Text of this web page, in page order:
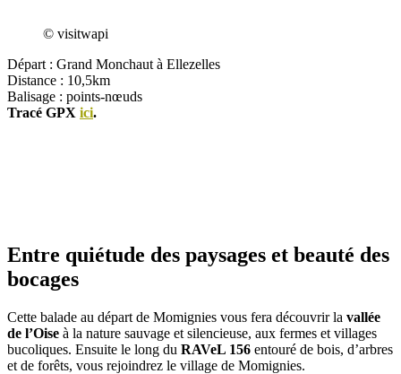
© visitwapi
Départ : Grand Monchaut à Ellezelles
Distance : 10,5km
Balisage : points-nœuds
Tracé GPX ici.
Entre quiétude des paysages et beauté des
bocages
Cette balade au départ de Momignies vous fera découvrir la vallée
de l’Oise à la nature sauvage et silencieuse, aux fermes et villages
bucoliques. Ensuite le long du RAVeL 156 entouré de bois, d’arbres
et de forêts, vous rejoindrez le village de Momignies.